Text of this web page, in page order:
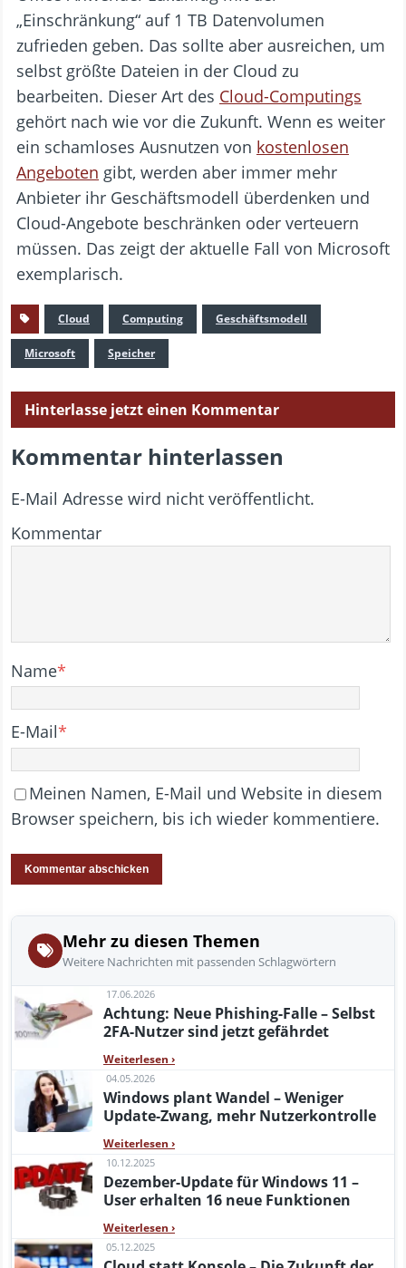
„Einschränkung“ auf 1 TB Datenvolumen
zufrieden geben. Das sollte aber ausreichen, um
selbst größte Dateien in der Cloud zu
bearbeiten. Dieser Art des Cloud-Computings
gehört nach wie vor die Zukunft. Wenn es weiter
ein schamloses Ausnutzen von kostenlosen
Angeboten gibt, werden aber immer mehr
Anbieter ihr Geschäftsmodell überdenken und
Cloud-Angebote beschränken oder verteuern
müssen. Das zeigt der aktuelle Fall von Microsoft
exemplarisch.
Cloud Computing Geschäftsmodell
Microsoft Speicher
Hinterlasse jetzt einen Kommentar
Kommentar hinterlassen
E-Mail Adresse wird nicht veröffentlicht.
Kommentar
Name*
E-Mail*
Meinen Namen, E-Mail und Website in diesem
Browser speichern, bis ich wieder kommentiere.
Mehr zu diesen Themen
Weitere Nachrichten mit passenden Schlagwörtern
17.06.2026
Achtung: Neue Phishing-Falle – Selbst
2FA-Nutzer sind jetzt gefährdet
Weiterlesen ›
04.05.2026
Windows plant Wandel – Weniger
Update-Zwang, mehr Nutzerkontrolle
Weiterlesen ›
10.12.2025
Dezember-Update für Windows 11 –
User erhalten 16 neue Funktionen
Weiterlesen ›
05.12.2025